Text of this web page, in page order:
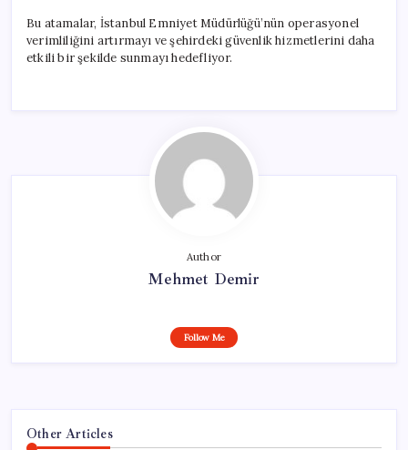
Bu atamalar, İstanbul Emniyet Müdürlüğü’nün operasyonel
verimliliğini artırmayı ve şehirdeki güvenlik hizmetlerini daha
etkili bir şekilde sunmayı hedefliyor.
Author
Mehmet Demir
Follow Me
Other Articles